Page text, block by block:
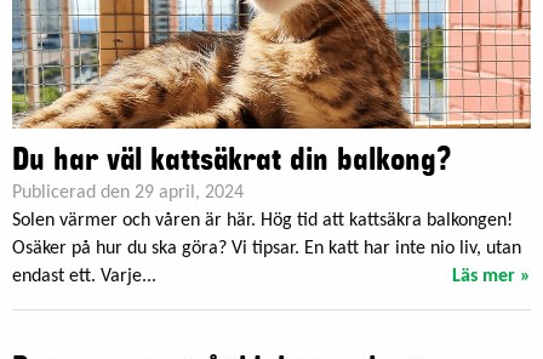
Du har väl kattsäkrat din balkong?
Publicerad den 29 april, 2024
Solen värmer och våren är här. Hög tid att kattsäkra balkongen!
Osäker på hur du ska göra? Vi tipsar. En katt har inte nio liv, utan
endast ett. Varje...
Läs mer »